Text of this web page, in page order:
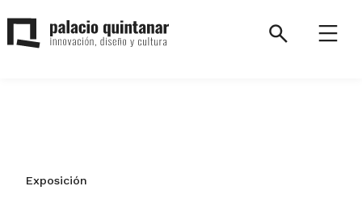
contenido
página
SearchMenú
Exposición